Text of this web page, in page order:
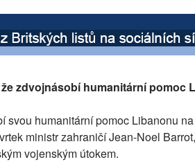
zdvojnásobí humanitární pomoc
svou humanitární pomoc Libanonu
ministr zahraničí Jean-Noel
vojenským útokem.